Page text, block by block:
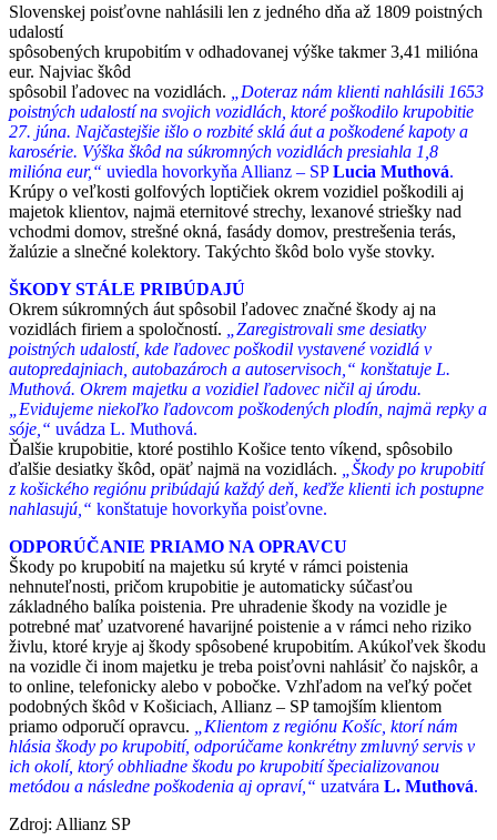
Slovenskej poisťovne nahlásili len z jedného dňa až 1809 poistných
udalostí
spôsobených krupobitím v odhadovanej výške takmer 3,41 milióna
eur. Najviac škôd
spôsobil ľadovec na vozidlách.
„Doteraz nám klienti nahlásili 1653
poistných udalostí na svojich vozidlách, ktoré poškodilo krupobitie
27. júna. Najčastejšie išlo o rozbité sklá áut a poškodené kapoty a
karosérie. Výška škôd na súkromných vozidlách presiahla 1,8
milióna eur,“ uviedla hovorkyňa Allianz – SPLucia Muthová.
Krúpy o veľkosti golfových loptičiek okrem vozidiel poškodili aj
majetok klientov, najmä eternitové strechy, lexanové striešky nad
vchodmi domov, strešné okná, fasády domov, prestrešenia terás,
žalúzie a slnečné kolektory. Takýchto škôd bolo vyše stovky.
ŠKODY STÁLE PRIBÚDAJÚ
Okrem súkromných áut spôsobil ľadovec značné škody aj na
vozidlách firiem a spoločností.
„Zaregistrovali sme desiatky
poistných udalostí, kde ľadovec poškodil vystavené vozidlá v
autopredajniach, autobazároch a autoservisoch,“ konštatuje L.
Muthová. Okrem majetku a vozidiel ľadovec ničil aj úrodu.
„Evidujeme niekoľko ľadovcom poškodených plodín, najmä repky a
sóje,“ uvádza L. Muthová.
Ďalšie krupobitie, ktoré postihlo Košice tento víkend, spôsobilo
ďalšie desiatky škôd, opäť najmä na vozidlách.
„Škody po krupobití
z košického regiónu pribúdajú každý deň, keďže klienti ich postupne
nahlasujú,“ konštatuje hovorkyňa poisťovne.
ODPORÚČANIE PRIAMO NA OPRAVCU
Škody po krupobití na majetku sú kryté v rámci poistenia
nehnuteľnosti, pričom krupobitie je automaticky súčasťou
základného balíka poistenia. Pre uhradenie škody na vozidle je
potrebné mať uzatvorené havarijné poistenie a v rámci neho riziko
živlu, ktoré kryje aj škody spôsobené krupobitím. Akúkoľvek škodu
na vozidle či inom majetku je treba poisťovni nahlásiť čo najskôr, a
to online, telefonicky alebo v pobočke. Vzhľadom na veľký počet
podobných škôd v Košiciach, Allianz – SP tamojším klientom
priamo odporučí opravcu. „Klientom z regiónu Košíc, ktorí nám
hlásia škody po krupobití, odporúčame konkrétny zmluvný servis v
ich okolí, ktorý obhliadne škodu po krupobití špecializovanou
metódou a následne poškodenia aj opraví,“ uzatvára L. Muthová.
Zdroj: Allianz SP